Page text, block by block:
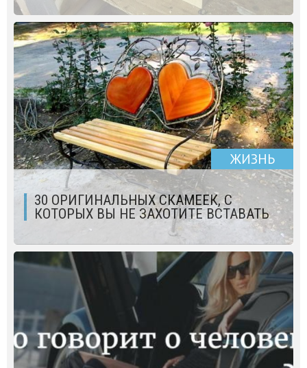
ЖИЗНЬ
30 ОРИГИНАЛЬНЫХ СКАМЕЕК, С
КОТОРЫХ ВЫ НЕ ЗАХОТИТЕ ВСТАВАТЬ